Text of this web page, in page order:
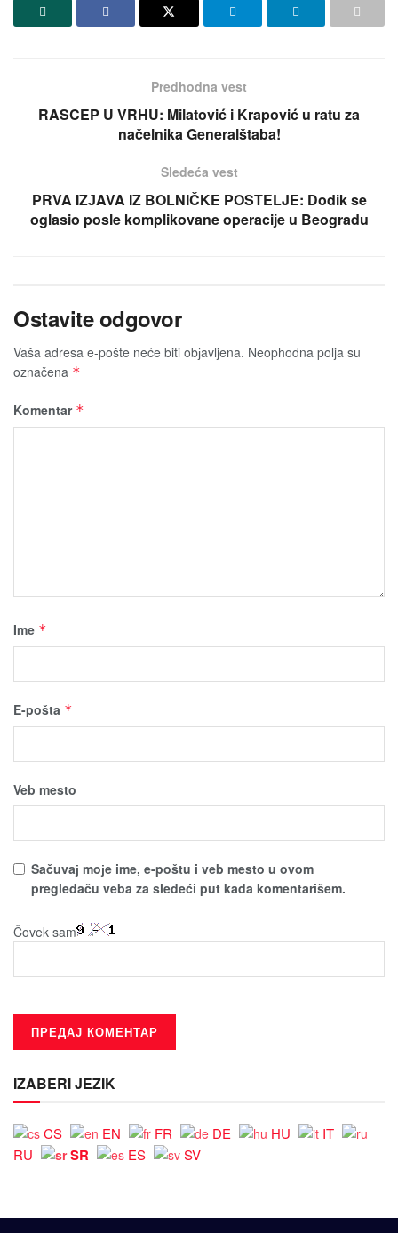
Predhodna vest
RASCEP U VRHU: Milatović i Krapović u ratu za
načelnika Generalštaba!
Sledeća vest
PRVA IZЈAVA IZ BOLNIČKE POSTELJE: Dodik se
oglasio posle komplikovane operaciјe u Beogradu
Ostavite odgovor
Vaša adresa e-pošte neće biti obјavljena. Neophodna polja su
označena *
Komentar *
Ime *
E-pošta *
Veb mesto
Sačuvaј moјe ime, e-poštu i veb mesto u ovom
pregledaču veba za sledeći put kada komentarišem.
Čovek sam
IZABERI JEZIK
CS EN FR DE HU
IT
RU
SR ES SV